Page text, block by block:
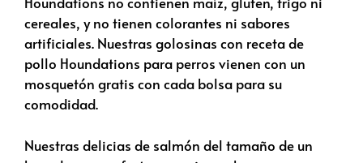
cereales, y no tienen colorantes ni sabores
artificiales. Nuestras golosinas con receta de
pollo Houndations para perros vienen con un
mosquetón gratis con cada bolsa para su
comodidad.
Nuestras delicias de salmón del tamaño de un